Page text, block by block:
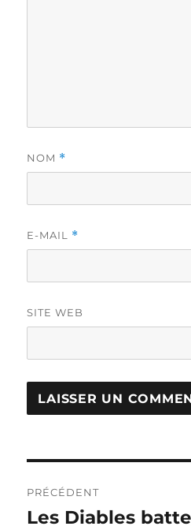
NOM *
E-MAIL *
SITE WEB
de
PRÉCÉDENT
Publication
Les Diables